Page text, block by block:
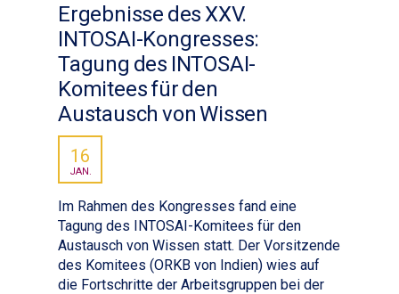
Ergebnisse des XXV.
INTOSAI-Kongresses:
Tagung des INTOSAI-
Komitees für den
Austausch von Wissen
16
JAN.
Im Rahmen des Kongresses fand eine
Tagung des INTOSAI-Komitees für den
Austausch von Wissen statt. Der Vorsitzende
des Komitees (ORKB von Indien) wies auf
die Fortschritte der Arbeitsgruppen bei der